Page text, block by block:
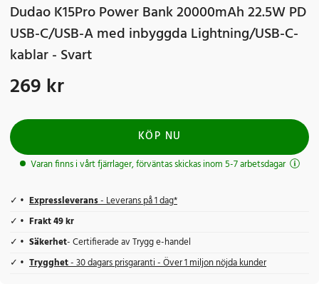
Dudao K15Pro Power Bank 20000mAh 22.5W PD
USB-C/USB-A med inbyggda Lightning/USB-C-
kablar - Svart
Pris:269 kr
269 kr
KÖP NU
Varan finns i vårt fjärrlager, förväntas skickas inom 5-7 arbetsdagar
Expressleverans- Leverans på 1 dag*
Frakt 49 kr
Säkerhet- Certifierade av Trygg e-handel
Trygghet- 30 dagars prisgaranti - Över 1 miljon nöjda kunder